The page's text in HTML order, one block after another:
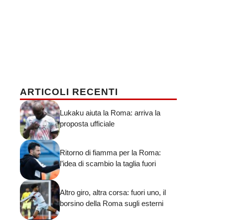
ARTICOLI RECENTI
Lukaku aiuta la Roma: arriva la
proposta ufficiale
Ritorno di fiamma per la Roma:
l’idea di scambio la taglia fuori
Altro giro, altra corsa: fuori uno, il
borsino della Roma sugli esterni